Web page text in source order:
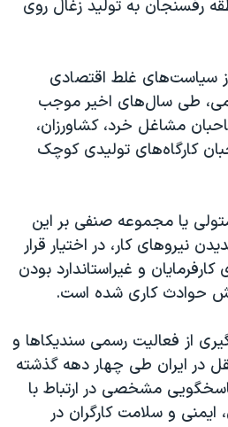
رفسنجان به تولید زغال روی
سیاست‌های غلط اقتصادی
طی سال‌های اخیر موجب
مشاغل خرد، کشاورزان،
کارگاه‌های تولیدی کوچک
یا مجموعه صنفی بر این
نیروهای کار، در اختیار قرار
و غیراستاندارد بودن
حوادث کاری شده است.
از فعالیت رسمی سندیکاها و
در ایران طی چهار دهه گذشته
مشخصی در ارتباط با
ایمنی و سلامت کارگران در